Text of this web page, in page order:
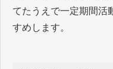
てたうえで一定期間活
すめします。